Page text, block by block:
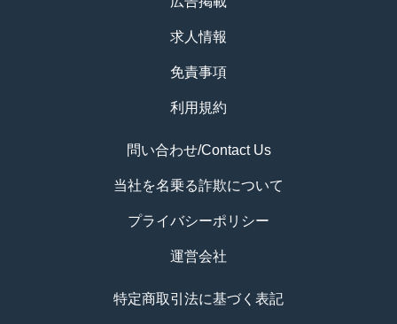
求人情報
免責事項
利用規約
問い合わせ/Contact Us
当社を名乗る詐欺について
プライバシーポリシー
運営会社
特定商取引法に基づく表記